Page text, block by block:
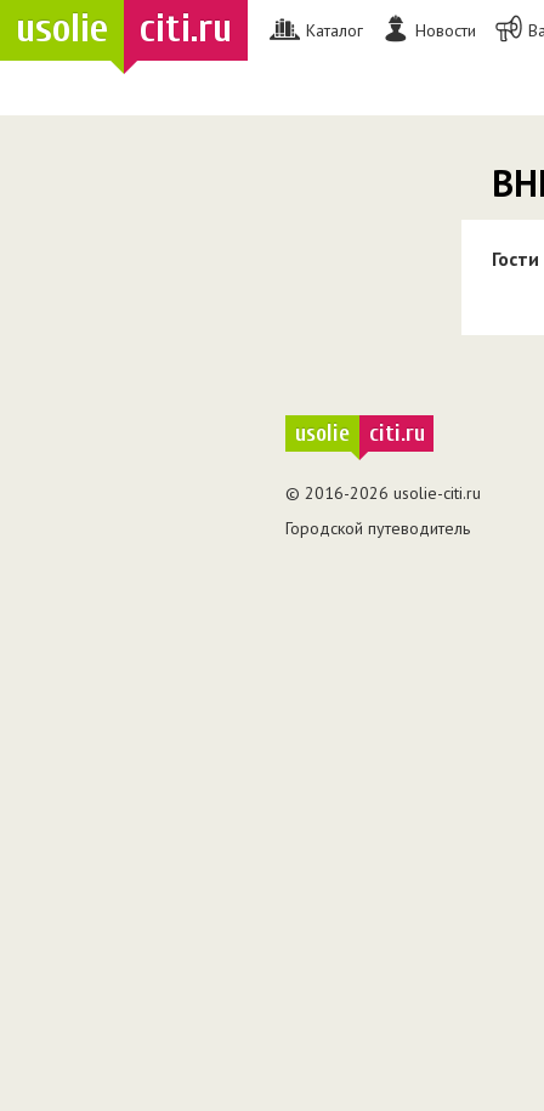
usolie citi.ru Каталог Новости
Гости
usolie citi.ru
© 2016-2026 usolie-citi.ru
Городской путеводитель